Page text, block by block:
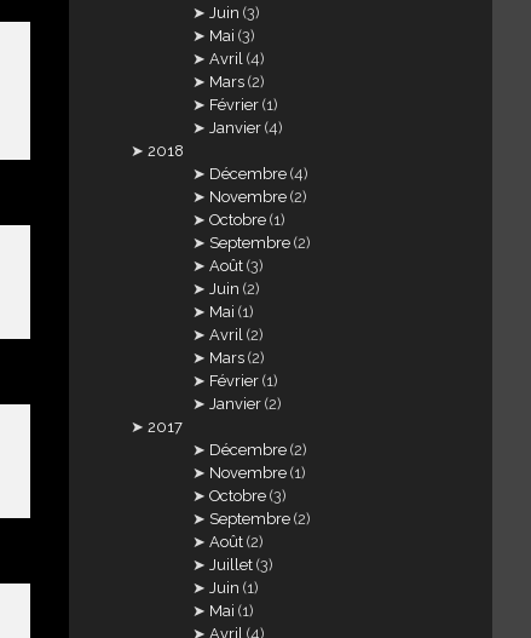
Juin (3)
Mai (3)
Avril (4)
Mars (2)
Février (1)
Janvier (4)
2018
Décembre (4)
Novembre (2)
Octobre (1)
Septembre (2)
Août (3)
Juin (2)
Mai (1)
Avril (2)
Mars (2)
Février (1)
Janvier (2)
2017
Décembre (2)
Novembre (1)
Octobre (3)
Septembre (2)
Août (2)
Juillet (3)
Juin (1)
Mai (1)
Avril (4)